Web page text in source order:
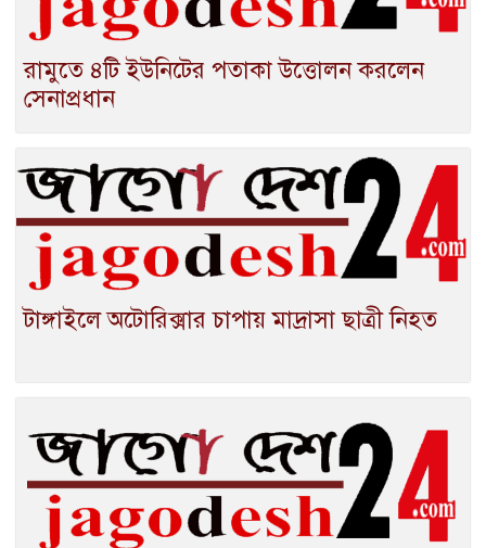
রামুতে ৪টি ইউনিটের পতাকা উত্তোলন করলেন
সেনাপ্রধান
টাঙ্গাইলে অটোরিক্সার চাপায় মাদ্রাসা ছাত্রী নিহত